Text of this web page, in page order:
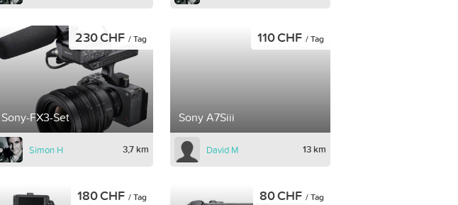
Sony-FX3-Set
230 CHF / Tag
Simon H 3,7 km
Sony A7Siii
110 CHF / Tag
David M 13 km
180 CHF / Tag 80 CHF / Tag